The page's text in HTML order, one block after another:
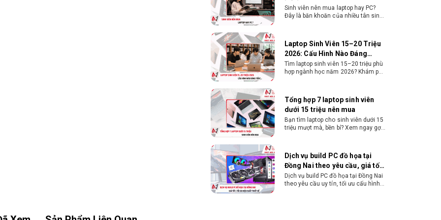
Sinh viên nên mua laptop hay PC?
Đây là băn khoăn của nhiều tân sinh
Laptop Sinh Viên 15–20 Triệu
2026: Cấu Hình Nào Đáng
Tiền?
Tìm laptop sinh viên 15–20 triệu phù
hợp ngành học năm 2026? Khám phá
Tổng hợp 7 laptop sinh viên
dưới 15 triệu nên mua
Bạn tìm laptop cho sinh viên dưới 15
triệu mượt mà, bền bỉ? Xem ngay gợi
Dịch vụ build PC đồ họa tại
Đồng Nai theo yêu cầu, giá tốt,
uy tín
Dịch vụ build PC đồ họa tại Đồng Nai
theo yêu cầu uy tín, tối ưu cấu hình